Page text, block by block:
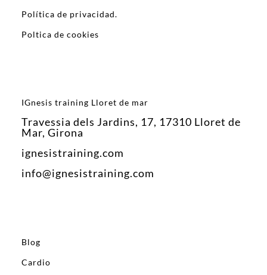
Política de privacidad.
Poltica de cookies
IGnesis training Lloret de mar
Travessia dels Jardins, 17, 17310 Lloret de
Mar, Girona
ignesistraining.com
info@ignesistraining.com
Blog
Cardio